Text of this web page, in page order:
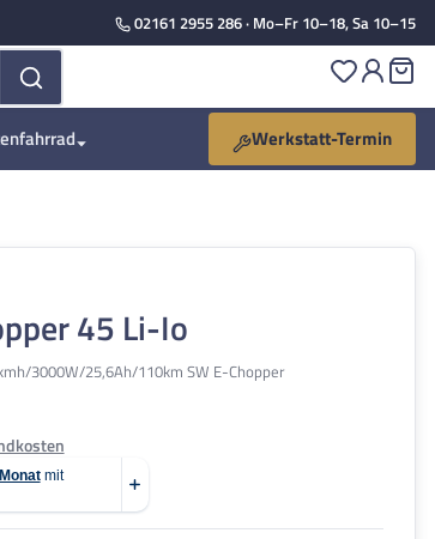
02161 2955 286· Mo–Fr 10–18, Sa 10–15
Du hast
Werkstatt-Termin
45 Li-Io
3000W/25,6Ah/110km SW E-Chopper